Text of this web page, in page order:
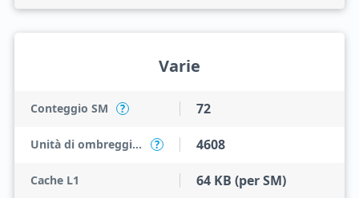
Varie
Conteggio SM ? 72
Unità di ombreggiatura ? 4608
Cache L1 64 KB (per SM)